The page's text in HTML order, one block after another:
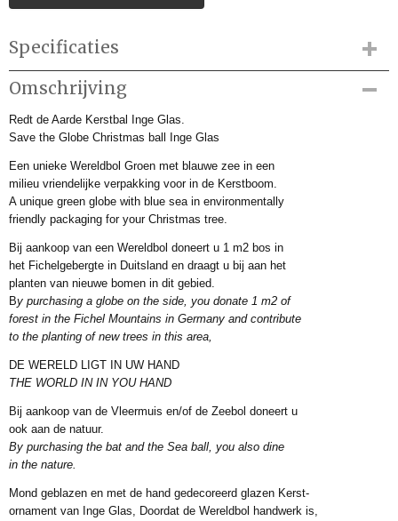
Specificaties
Productcode
IMB647251
Productcode leverancier
64817H120
Afmetingen (l,b,h)
0 x 8 x 9 cm
Omschrijving
Redt de Aarde Kerstbal Inge Glas.
Save the Globe Christmas ball Inge Glas
Een unieke Wereldbol Groen met blauwe zee in een
milieu vriendelijke verpakking voor in de Kerstboom.
A unique green globe with blue sea in environmentally
friendly packaging for your Christmas tree.
Bij aankoop van een Wereldbol doneert u 1 m2 bos in
het Fichelgebergte in Duitsland en draagt u bij aan het
planten van nieuwe bomen in dit gebied.
By purchasing a globe on the side, you donate 1 m2 of
forest in the Fichel Mountains in Germany and contribute
to the planting of new trees in this area,
DE WERELD LIGT IN UW HAND
THE WORLD IN IN YOU HAND
Bij aankoop van de Vleermuis en/of de Zeebol doneert u
ook aan de natuur.
By purchasing the bat and the Sea ball, you also dine
in the nature.
Mond geblazen en met de hand gedecoreerd glazen Kerst-
ornament van Inge Glas, Doordat de Wereldbol handwerk is,